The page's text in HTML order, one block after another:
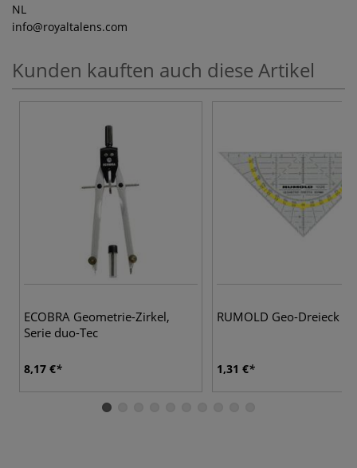
NL
info@royaltalens.com
Kunden kauften auch diese Artikel
ECOBRA Geometrie-Zirkel,
Serie duo-Tec
8,17 €
RUMOLD Geo-Dreieck
1,31 €